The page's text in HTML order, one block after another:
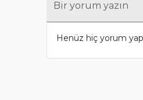
Bir yorum yazın
Henüz hiç yorum